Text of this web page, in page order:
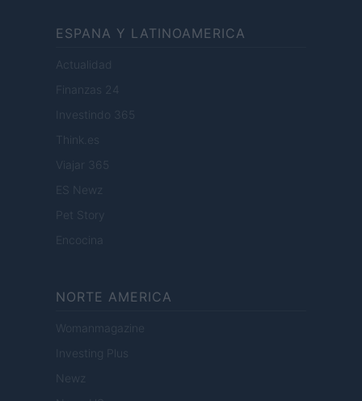
ESPANA Y LATINOAMERICA
Actualidad
Finanzas 24
Investindo 365
Think.es
Viajar 365
ES Newz
Pet Story
Encocina
NORTE AMERICA
Womanmagazine
Investing Plus
Newz